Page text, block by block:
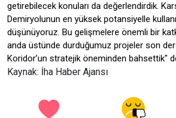
getirebilecek konuları da değerlendirdik.
Demiryolunun en yüksek potansiyelle
düşünüyoruz. Bu gelişmelere önemli bir
anda üstünde durduğumuz projeler son
Koridor’un stratejik öneminden bahsettik"
Kaynak: İha Haber Ajansı